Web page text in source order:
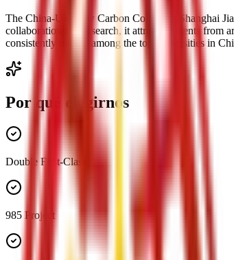
The China-UK Low Carbon College at Shanghai
collaboration and research, it attracts students from
consistently ranked among the top universities in
Por qué elegirnos
Double First-Class
985 Project